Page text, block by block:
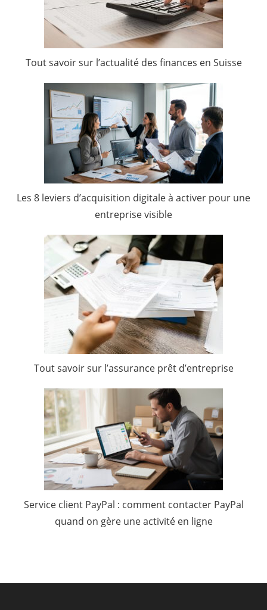
Tout savoir sur l’actualité des finances en Suisse
Les 8 leviers d’acquisition digitale à activer pour une
entreprise visible
Tout savoir sur l’assurance prêt d’entreprise
Service client PayPal : comment contacter PayPal
quand on gère une activité en ligne